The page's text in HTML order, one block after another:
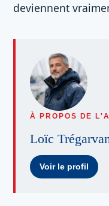
deviennent
À PROPOS DE
Loïc
Voir le profil